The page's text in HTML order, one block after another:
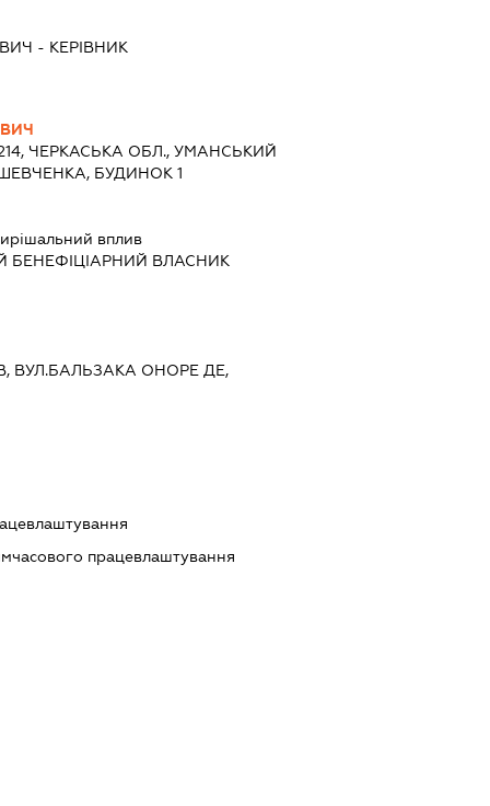
- КЕРІВНИК
ЧЕРКАСЬКА ОБЛ., УМАНСЬКИЙ
БУДИНОК 1
вплив
БЕНЕФІЦІАРНИЙ ВЛАСНИК
ВУЛ.БАЛЬЗАКА ОНОРЕ ДЕ,
працевлаштування